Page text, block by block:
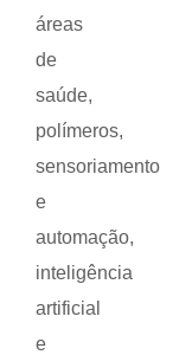
áreas
de
saúde,
polímeros,
sensoriamento
e
automação,
inteligência
artificial
e